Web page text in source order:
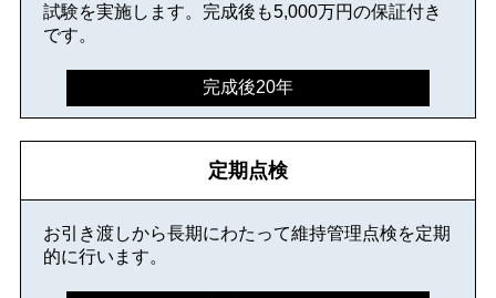
試験を実施します。完成後も5,000万円の保証付き
です。
完成後20年
定期点検
お引き渡しから長期にわたって維持管理点検を定期
的に行います。